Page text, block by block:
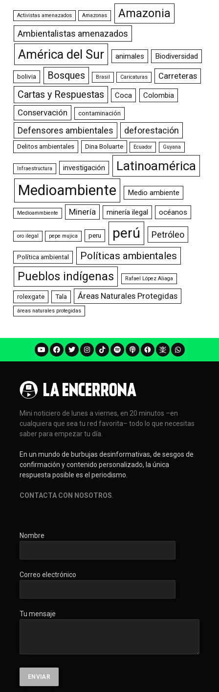
Activistas amenazados Amazonas Amazonia
Ambientalistas amenazados
América del Sur animales Biodiversidad
bolivia Bosques Brasil Caricaturas Carreteras
Cartas y Respuestas Coca Colombia
Conservación contaminación
Defensores ambientales deforestación
Delitos ambientales Dina Boluarte Ecuador Guyana
Infraestructura investigación Latinoamérica
Medioambiente Medio ambiente
Medioammbiente Minería minería ilegal océanos
oro ilegal pepe mujica peru perú Petróleo
Política ambiental Políticas ambientales
Pueblos indígenas Rafael López Aliaga
rolexgate Tala Áreas Naturales Protegidas
áreas naturales protegidas
Mini noticiero de lunes a viernes, en 20 minutos –en
cualquiera que sea tu red favorita– todo lo que necesitas
saber para empezar tu día.
En un mundo de burbujas desinformativas, de sesgos de
confirmación y contenido personalizado, la única
respuesta posible es el periodismo.
CONTACTA CON NOSOTROS.
Nombre
Correo electrónico
Tu mensaje